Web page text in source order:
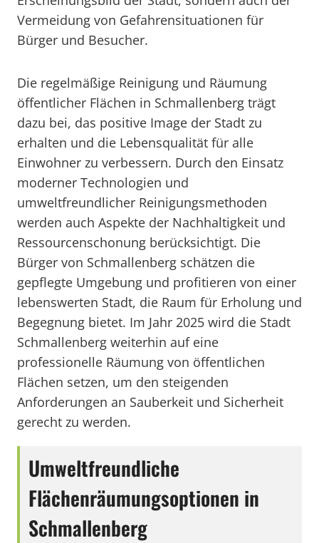
Vermeidung von Gefahrensituationen für
Bürger und Besucher.
Die regelmäßige Reinigung und Räumung
öffentlicher Flächen in Schmallenberg trägt
dazu bei, das positive Image der Stadt zu
erhalten und die Lebensqualität für alle
Einwohner zu verbessern. Durch den Einsatz
moderner Technologien und
umweltfreundlicher Reinigungsmethoden
werden auch Aspekte der Nachhaltigkeit und
Ressourcenschonung berücksichtigt. Die
Bürger von Schmallenberg schätzen die
gepflegte Umgebung und profitieren von einer
lebenswerten Stadt, die Raum für Erholung und
Begegnung bietet. Im Jahr 2025 wird die Stadt
Schmallenberg weiterhin auf eine
professionelle Räumung von öffentlichen
Flächen setzen, um den steigenden
Anforderungen an Sauberkeit und Sicherheit
gerecht zu werden.
Umweltfreundliche
Flächenräumungsoptionen in
Schmallenberg